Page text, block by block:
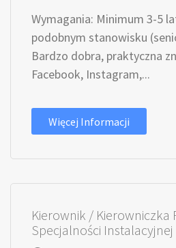
Wymagania: Minimum 3-5
podobnym stanowisku
Bardzo dobra, praktyczna
Facebook, Instagram,...
Więcej Informacji
Kierownik / Kierowniczka
Specjalności